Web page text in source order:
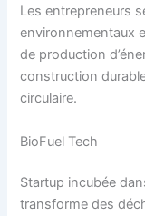
Les entrepreneurs
environnementaux
de production
construction
circulaire.
BioFuel Tech
Startup incubée
transforme des